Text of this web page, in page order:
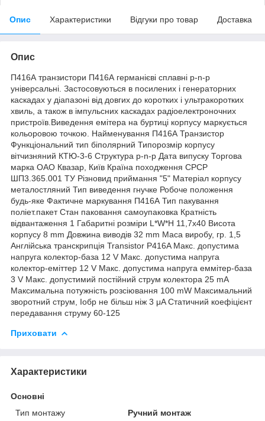
Опис Характеристики Відгуки про товар Доставка
Опис
П416А транзистори П416А германієві сплавні p-n-p
універсальні. Застосовуються в посилених і генераторних
каскадах у діапазоні від довгих до коротких і ультракоротких
хвиль, а також в імпульсних каскадах радіоелектроночних
пристроїв.Виведення емітера на буртиці корпусу маркується
кольоровою точкою. Найменування П416А Транзистор
Функціональний тип біполярний Типорозмір корпусу
вітчизняний КТЮ-3-6 Структура p-n-p Дата випуску Торгова
марка ОАО Квазар, Київ Країна походження СРСР
ШП3.365.001 ТУ Різновид приймання "5" Матеріал корпусу
металостляний Тип виведення гнучке Робоче положення
будь-яке Фактичне маркування П416А Тип пакування
поліет.пакет Стан паковання самоупаковка Кратність
відвантаження 1 Габаритні розміри L*W*H 11,7х40 Висота
корпусу 8 mm Довжина виводів 32 mm Маса виробу, гр. 1,5
Англійська транскрипція Transistor P416A Макс. допустима
напруга колектор-база 12 V Макс. допустима напруга
колектор-еміттер 12 V Макс. допустима напруга еммітер-база
3 V Макс. допустимий постійний струм колектора 25 mA
Максимальна потужність розсіювання 100 mW Максимальний
зворотний струм, Ioбр не більш ніж 3 μA Статичний коефіцієнт
передавання струму 60-125
Приховати
Характеристики
Основні
Тип монтажу
Ручний монтаж